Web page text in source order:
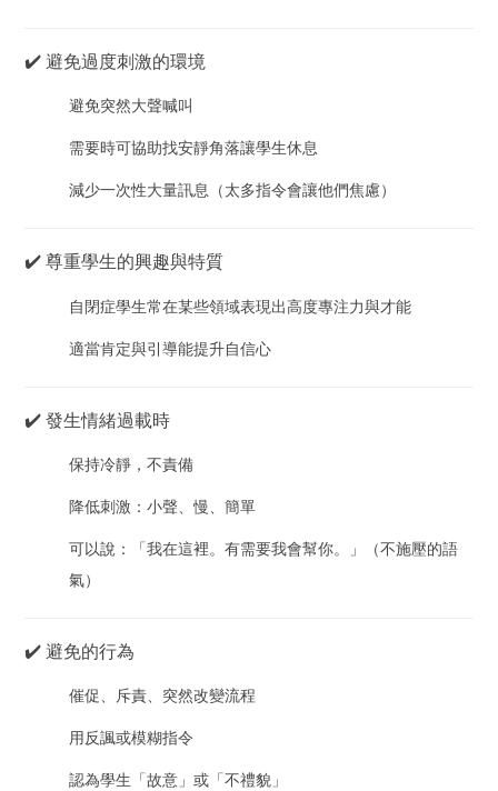
✔️ 避免過度刺激的環境
避免突然大聲喊叫
需要時可協助找安靜角落讓學生休息
減少一次性大量訊息（太多指令會讓他們焦慮）
✔️ 尊重學生的興趣與特質
自閉症學生常在某些領域表現出高度專注力與才能
適當肯定與引導能提升自信心
✔️ 發生情緒過載時
保持冷靜，不責備
降低刺激：小聲、慢、簡單
可以說：「我在這裡。有需要我會幫你。」（不施壓的語
氣）
✔️ 避免的行為
催促、斥責、突然改變流程
用反諷或模糊指令
認為學生「故意」或「不禮貌」